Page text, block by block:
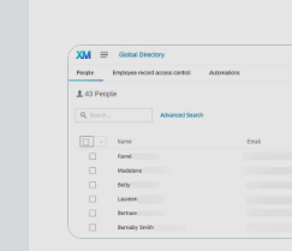
Excluir pessoas do
Exportar participantes
Exportar lista de
Habilitando o Portal
vários idiomas